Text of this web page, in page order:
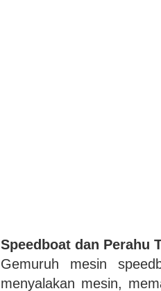
Speedboat dan Perahu
Gemuruh mesin
menyalakan mesin,